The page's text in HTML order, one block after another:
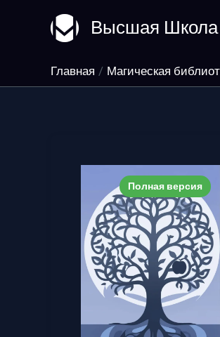
содержимому
Высшая
Главная Магическая
Полная версия